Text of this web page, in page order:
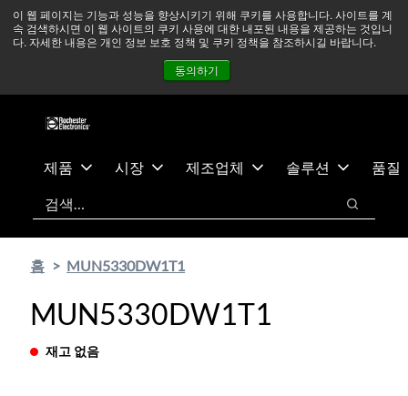
이 웹 페이지는 기능과 성능을 향상시키기 위해 쿠키를 사용합니다. 사이트를 계
속 검색하시면 이 웹 사이트의 쿠키 사용에 대한 내포된 내용을 제공하는 것입니
다. 자세한 내용은 개인 정보 보호 정책 및 쿠키 정책을 참조하시길 바랍니다.
동의하기
츠
건
중동 지역 상황을 지속적으로 주시하고 있으며, 모든 서비스는
정상적으로 운영되고 있습니다. 더 읽어보기 →
뉴스
문의하기
제품 시장 제조업체 솔루션
품질
검색
검색
홈 MUN5330DW1T1
MUN5330DW1T1
재고 없음